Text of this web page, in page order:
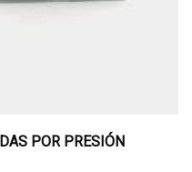
POR PRESIÓN